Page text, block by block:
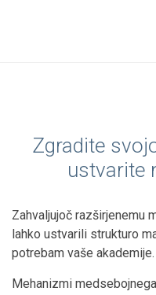
Zgradite
ustvarite
Zahvaljujoč razširjenemu
lahko ustvarili strukturo
potrebam vaše akademije.
Mehanizmi